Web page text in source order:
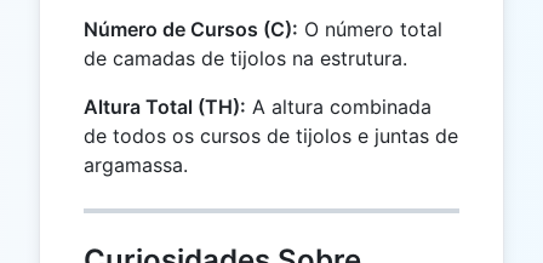
Número de Cursos (C): O número total
de camadas de tijolos na estrutura.
Altura Total (TH): A altura combinada
de todos os cursos de tijolos e juntas de
argamassa.